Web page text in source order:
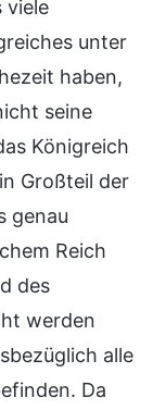
viele
unter
haben,
seine
Königreich
Großteil der
genau
Reich
des
werden
alle
Da